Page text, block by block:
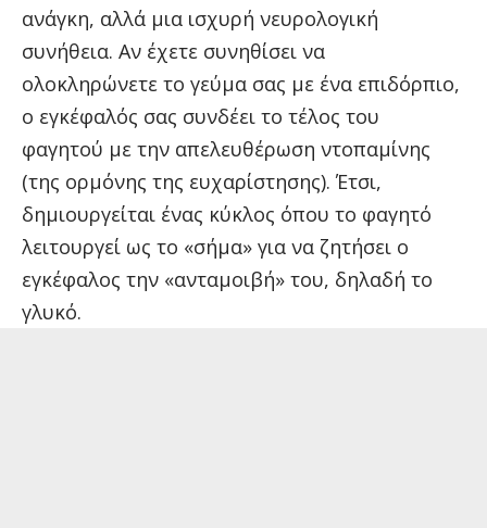
ανάγκη, αλλά μια ισχυρή νευρολογική
συνήθεια. Αν έχετε συνηθίσει να
ολοκληρώνετε το γεύμα σας με ένα επιδόρπιο,
ο εγκέφαλός σας συνδέει το τέλος του
φαγητού με την απελευθέρωση ντοπαμίνης
(της ορμόνης της ευχαρίστησης). Έτσι,
δημιουργείται ένας κύκλος όπου το φαγητό
λειτουργεί ως το «σήμα» για να ζητήσει ο
εγκέφαλος την «ανταμοιβή» του, δηλαδή το
γλυκό.